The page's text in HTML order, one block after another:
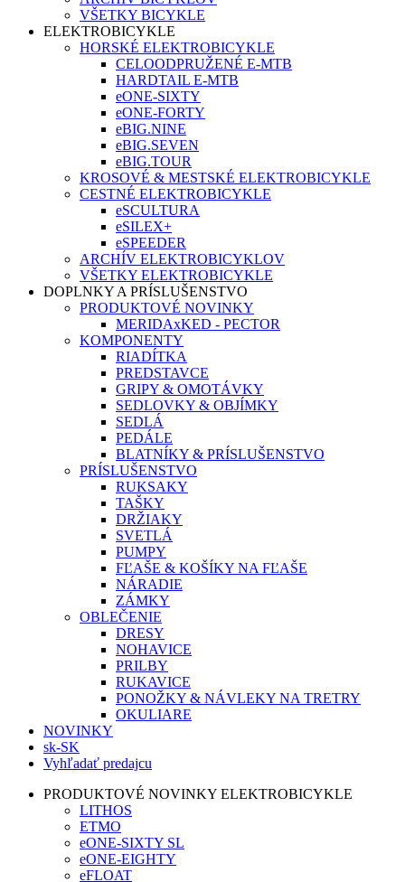
VŠETKY BICYKLE
ELEKTROBICYKLE
HORSKÉ ELEKTROBICYKLE
CELOODPRUŽENÉ E-MTB
HARDTAIL E-MTB
eONE-SIXTY
eONE-FORTY
eBIG.NINE
eBIG.SEVEN
eBIG.TOUR
KROSOVÉ & MESTSKÉ ELEKTROBICYKLE
CESTNÉ ELEKTROBICYKLE
eSCULTURA
eSILEX+
eSPEEDER
ARCHÍV ELEKTROBICYKLOV
VŠETKY ELEKTROBICYKLE
DOPLNKY A PRÍSLUŠENSTVO
PRODUKTOVÉ NOVINKY
MERIDAxKED - PECTOR
KOMPONENTY
RIADÍTKA
PREDSTAVCE
GRIPY & OMOTÁVKY
SEDLOVKY & OBJÍMKY
SEDLÁ
PEDÁLE
BLATNÍKY & PRÍSLUŠENSTVO
PRÍSLUŠENSTVO
RUKSAKY
TAŠKY
DRŽIAKY
SVETLÁ
PUMPY
FĽAŠE & KOŠÍKY NA FĽAŠE
NÁRADIE
ZÁMKY
OBLEČENIE
DRESY
NOHAVICE
PRILBY
RUKAVICE
PONOŽKY & NÁVLEKY NA TRETRY
OKULIARE
NOVINKY
sk-SK
Vyhľadať predajcu
PRODUKTOVÉ NOVINKY ELEKTROBICYKLE
LITHOS
ETMO
eONE-SIXTY SL
eONE-EIGHTY
eFLOAT